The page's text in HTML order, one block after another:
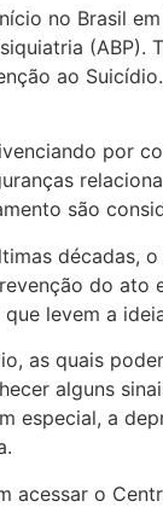
no Brasil
ao
por
são
décadas,
do
levem a
as quais
alguns
especial, a
acessar o